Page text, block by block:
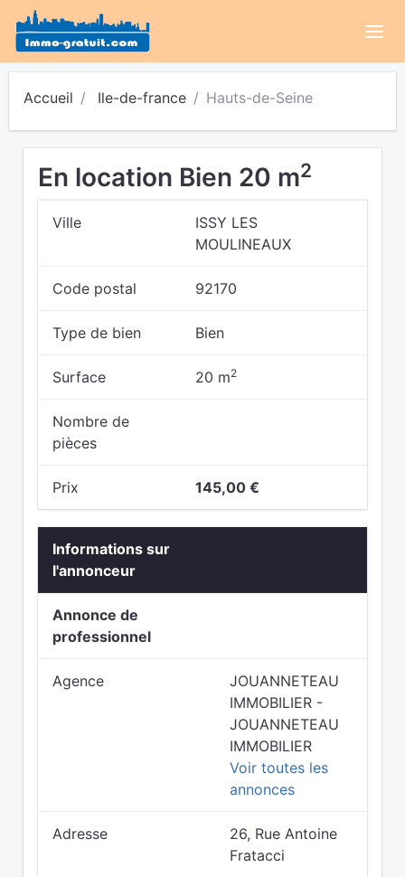
Accueil Ile-de-france Hauts-de-Seine
En location Bien 20 m2
Ville
ISSY LES
MOULINEAUX
Code postal 92170
Type de bien Bien
Surface 20 m2
Nombre de
pièces
Prix 145,00 €
Informations sur
l'annonceur
Annonce de
professionnel
Agence
JOUANNETEAU
IMMOBILIER -
JOUANNETEAU
IMMOBILIER
Voir toutes les
annonces
Adresse
26, Rue Antoine
Fratacci